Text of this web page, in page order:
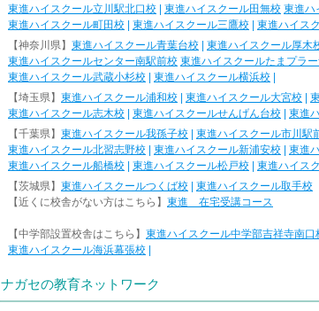
東進ハイスクール立川駅北口校
東進ハイスクール田無校 東進ハ
東進ハイスクール町田校
東進ハイスクール三鷹校 東進ハイス
【神奈川県】 東進ハイスクール青葉台校 東進ハイスクール厚木
東進ハイスクールセンター南駅前校 東進ハイスクールたまプラ
東進ハイスクール武蔵小杉校
東進ハイスクール横浜校
【埼玉県】 東進ハイスクール浦和校 東進ハイスクール大宮校
東進ハイスクール志木校
東進ハイスクールせんげん台校 東進
【千葉県】 東進ハイスクール我孫子校 東進ハイスクール市川駅
東進ハイスクール北習志野校
東進ハイスクール新浦安校 東進
東進ハイスクール船橋校
東進ハイスクール松戸校 東進ハイス
【茨城県】 東進ハイスクールつくば校 東進ハイスクール取手校
【近くに校舎がない方はこちら】 東進 在宅受講コース
【中学部設置校舎はこちら】 東進ハイスクール中学部吉祥寺南口
東進ハイスクール海浜幕張校
ナガセの教育ネットワーク